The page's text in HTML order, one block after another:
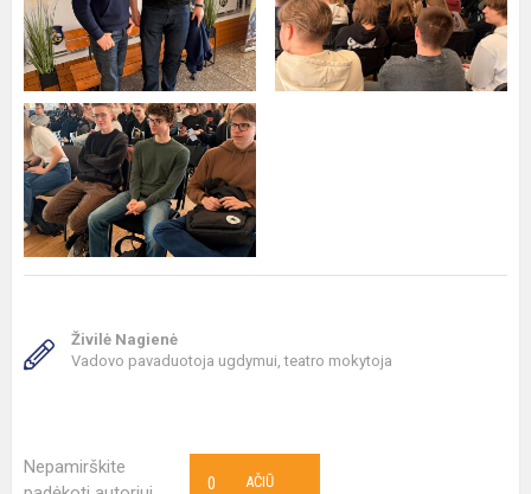
Živilė Nagienė
Vadovo pavaduotoja ugdymui, teatro mokytoja
Nepamirškite
AČIŪ
0